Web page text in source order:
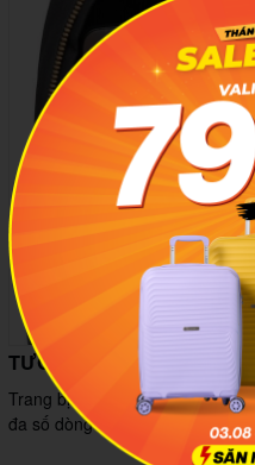
TƯƠNG THÍCH LAPTOP
Trang bị ngăn đệm chống sốc
đa số dòng laptop phổ biến hiện